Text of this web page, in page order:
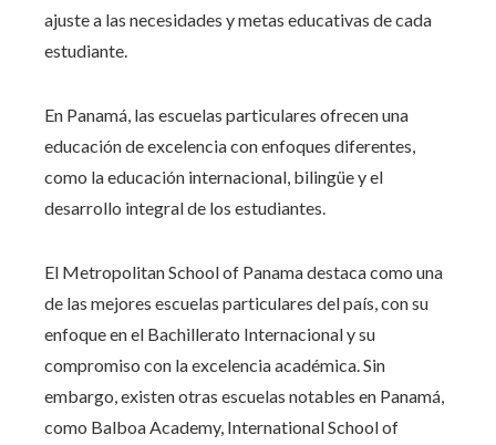
ajuste a las necesidades y metas educativas de cada
estudiante.
En Panamá, las escuelas particulares ofrecen una
educación de excelencia con enfoques diferentes,
como la educación internacional, bilingüe y el
desarrollo integral de los estudiantes.
El Metropolitan School of Panama destaca como una
de las mejores escuelas particulares del país, con su
enfoque en el Bachillerato Internacional y su
compromiso con la excelencia académica. Sin
embargo, existen otras escuelas notables en Panamá,
como Balboa Academy, International School of